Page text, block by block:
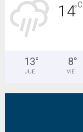
14°C
13°
JUE
8°
VIE